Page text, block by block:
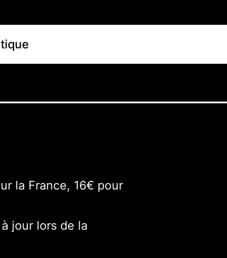
la France, 16€ pour
jour lors de la